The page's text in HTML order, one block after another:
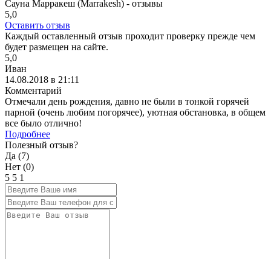
Сауна Марракеш (Marrakesh) - отзывы
5,0
Оставить отзыв
Каждый оставленный отзыв проходит проверку прежде чем
будет размещен на сайте.
5,0
Иван
14.08.2018 в 21:11
Комментарий
Отмечали день рождения, давно не были в тонкой горячей
парной (очень любим погорячее), уютная обстановка, в общем
все было отлично!
Подробнее
Полезный отзыв?
Да (7)
Нет (0)
5 5 1